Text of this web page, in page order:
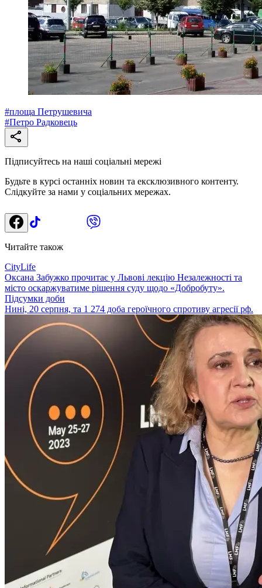
#площа Петрушевича
#Петро Радковець
Підписуйтесь на наші соціальні мережі
Будьте в курсі останніх новин та ексклюзивного контенту.
Слідкуйте за нами у соціальних мережах.
Читайте також
CityLife
Оксана Забужко прочитає у Львові лекцію Незалежності та
місто оскаржуватиме рішення суду щодо «Добробуту».
Підсумки доби
Нині, 20 серпня, та 1 274 доба героїчного спротиву агресії рф.